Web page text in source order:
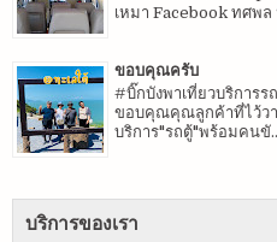
เหมา Facebook ทศพ
ขอบคุณครับ
#บิ๊กบังพาเที่ยวบริการร
ขอบคุณคุณลูกค้าที่ไว้วา
บริการ"รถตู้"พร้อมคนขั
บริการของเรา